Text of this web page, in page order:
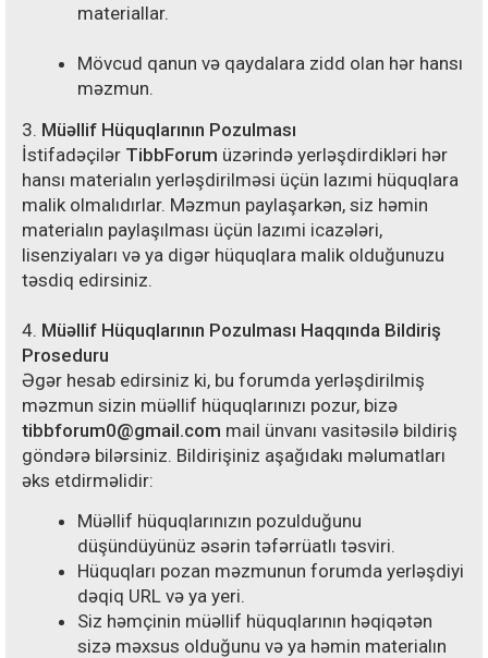
materiallar.
Mövcud qanun və qaydalara zidd olan hər hansı
məzmun.
3. Müəllif Hüquqlarının Pozulması
İstifadəçilər TibbForum üzərində yerləşdirdikləri hər
hansı materialın yerləşdirilməsi üçün lazımi hüquqlara
malik olmalıdırlar. Məzmun paylaşarkən, siz həmin
materialın paylaşılması üçün lazımi icazələri,
lisenziyaları və ya digər hüquqlara malik olduğunuzu
təsdiq edirsiniz.
4. Müəllif Hüquqlarının Pozulması Haqqında Bildiriş
Proseduru
Əgər hesab edirsiniz ki, bu forumda yerləşdirilmiş
məzmun sizin müəllif hüquqlarınızı pozur, bizə
tibbforum0@gmail.com mail ünvanı vasitəsilə bildiriş
göndərə bilərsiniz. Bildirişiniz aşağıdakı məlumatları
əks etdirməlidir:
Müəllif hüquqlarınızın pozulduğunu
düşündüyünüz əsərin təfərrüatlı təsviri.
Hüquqları pozan məzmunun forumda yerləşdiyi
dəqiq URL və ya yeri.
Siz həmçinin müəllif hüquqlarının həqiqətən
sizə məxsus olduğunu və ya həmin materialın